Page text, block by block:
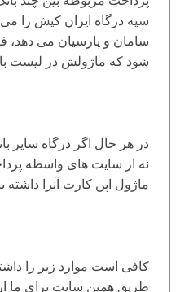
سپه درگاه ایران کیش را می
سامان و پارسیان می
شود که ماژولش در لیست
در هر حال اگر درگاه سایر
نه از سایت های واسطه
ماژول اپن کارت آنرا داشته
کافی است موارد زیر را
طریق همین سایت برای ما